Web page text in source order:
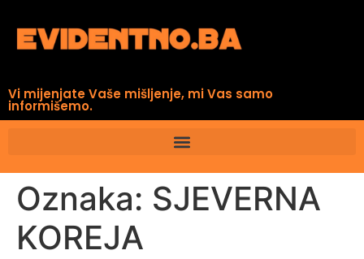
Vi mijenjate Vaše mišljenje, mi Vas samo
informišemo.
Oznaka: SJEVERNA
KOREJA